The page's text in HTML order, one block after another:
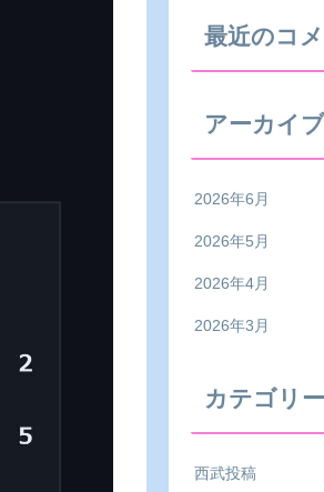
最近のコ
アーカイブ
2026年6月
2026年5月
2026年4月
2026年3月
カテゴリー
西武投稿